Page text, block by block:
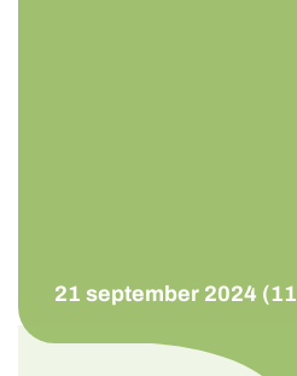
21 september 2024